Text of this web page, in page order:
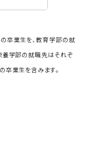
卒業生を、教育学部の就
養学部の就職先はそれぞ
業生を含みます。